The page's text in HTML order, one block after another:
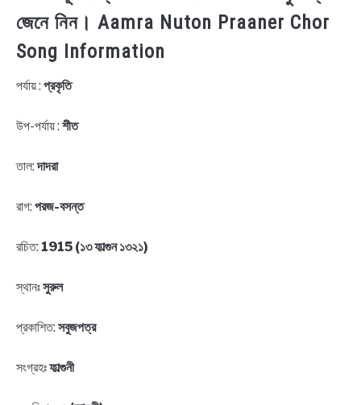
জেনে নিন। Aamra Nuton Praaner Chor
Song Information
পর্যায় : প্রকৃতি
উপ-পর্যায় : শীত
তাল:দাদরা
রাগ: পরজ-বসন্ত
রচিত: 1915 (১৩ ফাল্গুন ১৩২১)
স্থানঃসুরুল
প্রকাশিত: সবুজপত্র
সংগ্রহঃফাল্গুনী